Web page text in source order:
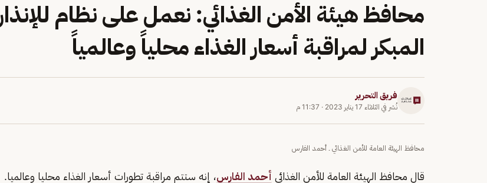
محافظ هيئة الأمن الغذائي: نعمل على نظام للإنذار
المبكر لمراقبة أسعار الغذاء محلياً وعالمياً
فريق التحرير
نُشر في الثلاثاء 17 يناير 2023 · 11:37 م
محافظ الهيئة العامة للأمن الغذائي ـ أحمد الفارس
قال محافظ الهيئة العامة للأمن الغذائي أحمد الفارس، إنه ستتم مراقبة تطورات أسعار الغذاء محليا وعالميا.